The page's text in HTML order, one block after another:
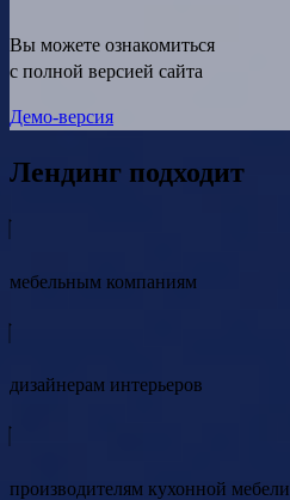
Вы можете ознакомиться
с полной версией сайта
Демо-версия
Лендинг подходит
мебельным компаниям
дизайнерам интерьеров
производителям кухонной мебели